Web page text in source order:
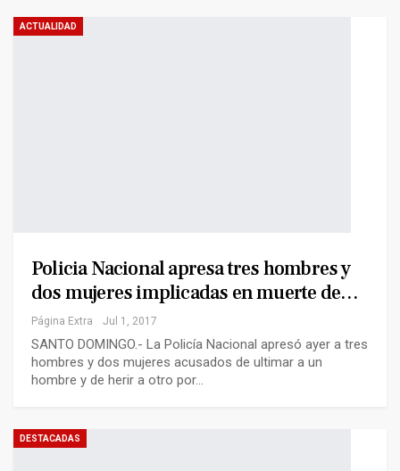
ACTUALIDAD
Policia Nacional apresa tres hombres y
dos mujeres implicadas en muerte de…
Página Extra Jul 1, 2017
SANTO DOMINGO.- La Policía Nacional apresó ayer a tres
hombres y dos mujeres acusados de ultimar a un
hombre y de herir a otro por…
DESTACADAS